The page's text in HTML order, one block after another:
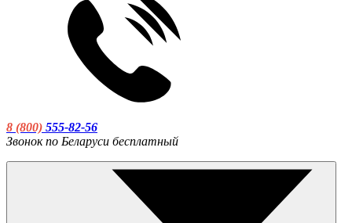
8 (800) 555-82-56
Звонок по Беларуси бесплатный